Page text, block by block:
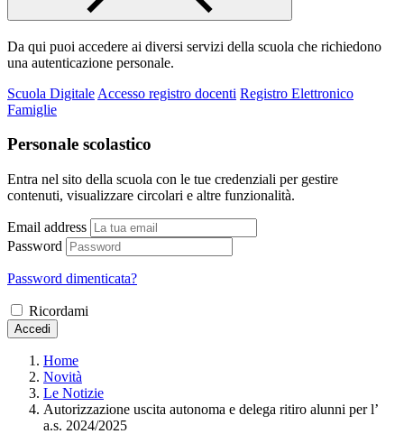
Da qui puoi accedere ai diversi servizi della scuola che richiedono
una autenticazione personale.
Scuola Digitale Accesso registro docenti Registro Elettronico
Famiglie
Personale scolastico
Entra nel sito della scuola con le tue credenziali per gestire
contenuti, visualizzare circolari e altre funzionalità.
Email address
Password
Password dimenticata?
Ricordami
Accedi
Home
Novità
Le Notizie
Autorizzazione uscita autonoma e delega ritiro alunni per l’
a.s. 2024/2025